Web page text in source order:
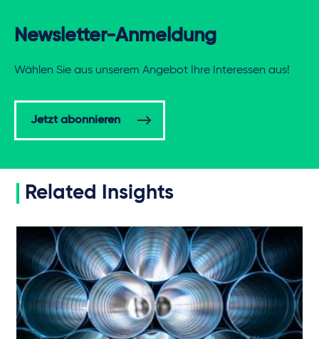
Newsletter-Anmeldung
Wählen Sie aus unserem Angebot Ihre Interessen aus!
Jetzt abonnieren
Related Insights